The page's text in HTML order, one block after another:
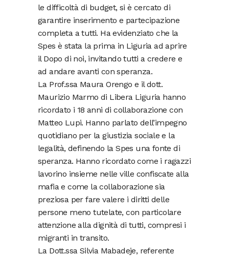
le difficoltà di budget, si è cercato di
garantire inserimento e partecipazione
completa a tutti. Ha evidenziato che la
Spes è stata la prima in Liguria ad aprire
il Dopo di noi, invitando tutti a credere e
ad andare avanti con speranza.
La Prof.ssa Maura Orengo e il dott.
Maurizio Marmo di Libera Liguria hanno
ricordato i 18 anni di collaborazione con
Matteo Lupi. Hanno parlato dell’impegno
quotidiano per la giustizia sociale e la
legalità, definendo la Spes una fonte di
speranza. Hanno ricordato come i ragazzi
lavorino insieme nelle ville confiscate alla
mafia e come la collaborazione sia
preziosa per fare valere i diritti delle
persone meno tutelate, con particolare
attenzione alla dignità di tutti, compresi i
migranti in transito.
La Dott.ssa Silvia Mabadeje, referente